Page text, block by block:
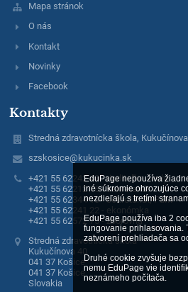
EduPage nepoužíva
iné súkromie ohrozujúce
nezdieľajú s tretími
EduPage používa iba 2
fungovanie prihlasovania.
zatvorení prehliadača sa
Druhé cookie zvyšuje
nemu EduPage vie
neznámeho počítača.
Mapa stránok
O nás
Kontakt
Novinky
Facebook
Kontakty
Stredná zdravotnícka škola,
szskosice@kukucinka.sk
+421 55 62242 40 - riaditeľka školy
+421 55 62212 16 - sekretariát
+421 55 62344 18 - sekretariát, PaM
+421 55 62241 22 - ekonómka
+421 55 62572 75 - zborovňa
Stredná zdravotnícka škola
Kukučínova 40
041 37 Košice
041 37 Košice
Slovakia